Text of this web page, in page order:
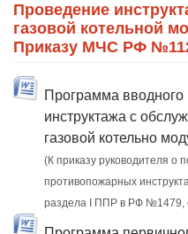
Проведение
газовой котельной
Приказу МЧС РФ
Программа вводного
инструктажа с
газовой котельно
(К приказу руководителя о
противопожарных
раздела I ППР в РФ №1479,